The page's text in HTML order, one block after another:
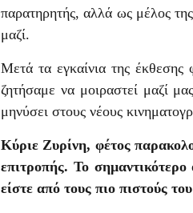
παρατηρητής, αλλά ως μέλος της
μαζί.
Μετά τα εγκαίνια της έκθεσης
ζητήσαμε να μοιραστεί μαζί
μηνύσει στους νέους
Κύριε Ζυρίνη, φέτος
επιτροπής. Το
είστε από τους πιο πιστούς